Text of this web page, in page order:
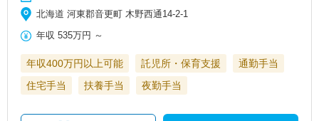
北海道 河東郡音更町 木野西通14‐2-1
年収 535万円 ～
年収400万円以上可能 託児所・保育支援
通勤手当
住宅手当
扶養手当 夜勤手当